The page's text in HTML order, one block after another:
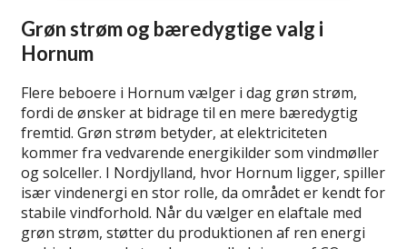
Grøn strøm og bæredygtige valg i
Hornum
Flere beboere i Hornum vælger i dag grøn strøm,
fordi de ønsker at bidrage til en mere bæredygtig
fremtid. Grøn strøm betyder, at elektriciteten
kommer fra vedvarende energikilder som vindmøller
og solceller. I Nordjylland, hvor Hornum ligger, spiller
især vindenergi en stor rolle, da området er kendt for
stabile vindforhold. Når du vælger en elaftale med
grøn strøm, støtter du produktionen af ren energi